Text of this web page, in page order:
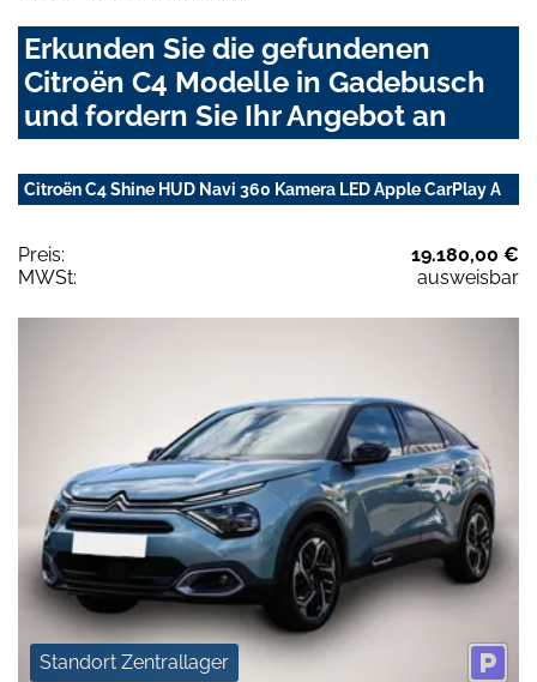
Erkunden Sie die gefundenen
Citroën C4 Modelle in Gadebusch
und fordern Sie Ihr Angebot an
Citroën C4 Shine HUD Navi 360 Kamera LED Apple CarPlay A
Preis:
19.180,00 €
MWSt:
ausweisbar
Standort Zentrallager